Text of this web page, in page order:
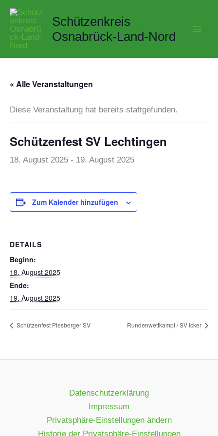
Zum
Inhalt
springen
Schützenkreis
Osnabrück-Land-Nord
« Alle Veranstaltungen
Diese Veranstaltung hat bereits stattgefunden.
Schützenfest SV Lechtingen
18. August 2025 - 19. August 2025
Zum Kalender hinzufügen
DETAILS
Beginn:
18. August 2025
Ende:
19. August 2025
Schützenfest Piesberger SV Rundenwettkampf / SV Icker
Datenschutzerklärung
Impressum
Privatsphäre-Einstellungen ändern
Historie der Privatsphäre-Einstellungen